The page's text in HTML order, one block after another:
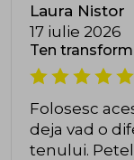
Laura Nistor
17 iulie 2026
Ten
Folosesc
deja vad o
tenului.